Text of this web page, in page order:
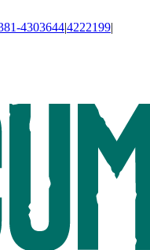
4303644|4222199|